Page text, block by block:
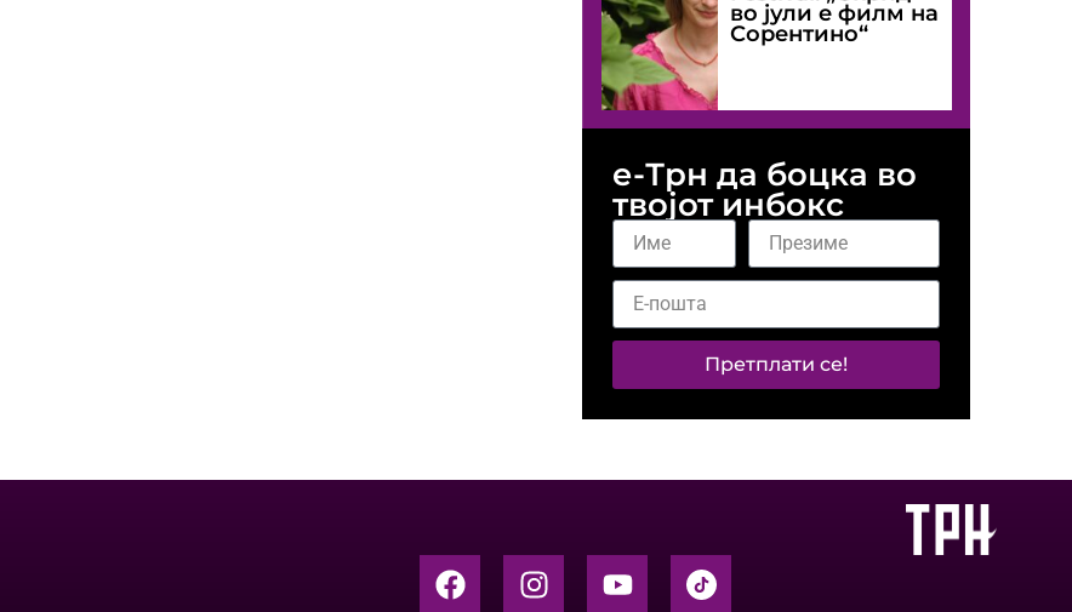
во јули е филм на
Сорентино“
е-Трн да боцка во
твојот инбокс
Претплати се!